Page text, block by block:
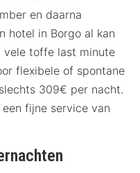
en daarna
hotel in Borgo al kan
vele toffe last minute
flexibele of spontane
309€ per nacht.
fijne service van